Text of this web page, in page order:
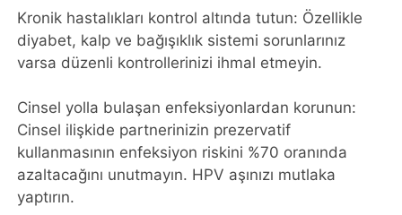
Kronik hastalıkları kontrol altında tutun: Özellikle
diyabet, kalp ve bağışıklık sistemi sorunlarınız
varsa düzenli kontrollerinizi ihmal etmeyin.
Cinsel yolla bulaşan enfeksiyonlardan korunun:
Cinsel ilişkide partnerinizin prezervatif
kullanmasının enfeksiyon riskini %70 oranında
azaltacağını unutmayın. HPV aşınızı mutlaka
yaptırın.